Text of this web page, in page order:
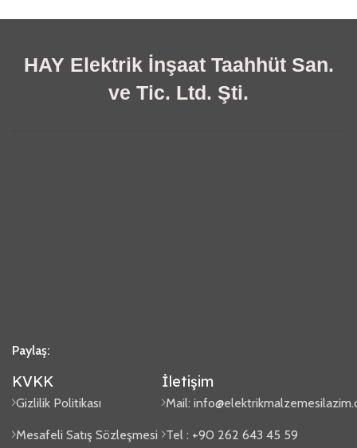
HAY Elektrik İnşaat Taahhüt San.
ve Tic. Ltd. Şti.
Paylaş:
KVKK
Gizlilik Politikası
Mesafeli Satış Sözleşmesi
İletişim
Mail:
Tel : +90 262 643 45 59